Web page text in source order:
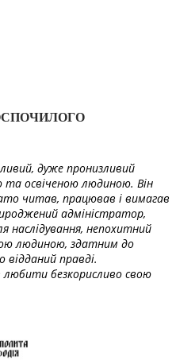
дуже пронизливий
та освіченою людиною. Він
читав, працював і вимагав
адміністратор,
наслідування, непохитний
людиною, здатним до
відданий правді.
любити безкорисливо свою